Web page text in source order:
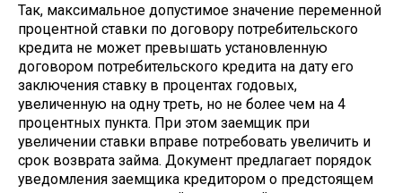
Так, максимальное допустимое значение переменной
процентной ставки по договору потребительского
кредита не может превышать установленную
договором потребительского кредита на дату его
заключения ставку в процентах годовых,
увеличенную на одну треть, но не более чем на 4
процентных пункта. При этом заемщик при
увеличении ставки вправе потребовать увеличить и
срок возврата займа. Документ предлагает порядок
уведомления заемщика кредитором о предстоящем